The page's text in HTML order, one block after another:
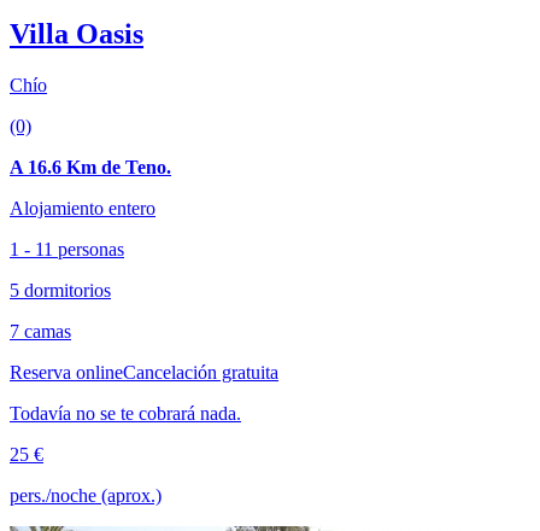
Villa Oasis
Chío
(0)
A 16.6 Km de Teno.
Alojamiento entero
1 - 11 personas
5 dormitorios
7 camas
Reserva onlineCancelación gratuita
Todavía no se te cobrará nada.
25 €
pers./noche (aprox.)